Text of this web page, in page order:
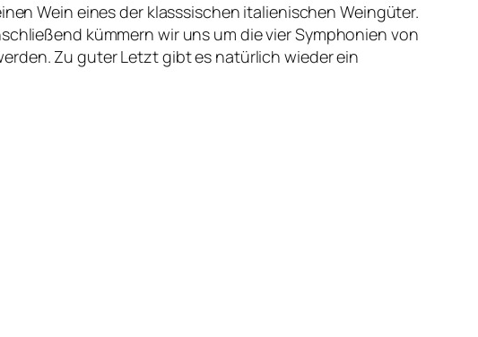
Wein eines der klasssischen italienischen Weingüter.
kümmern wir uns um die vier Symphonien von
Zu guter Letzt gibt es natürlich wieder ein